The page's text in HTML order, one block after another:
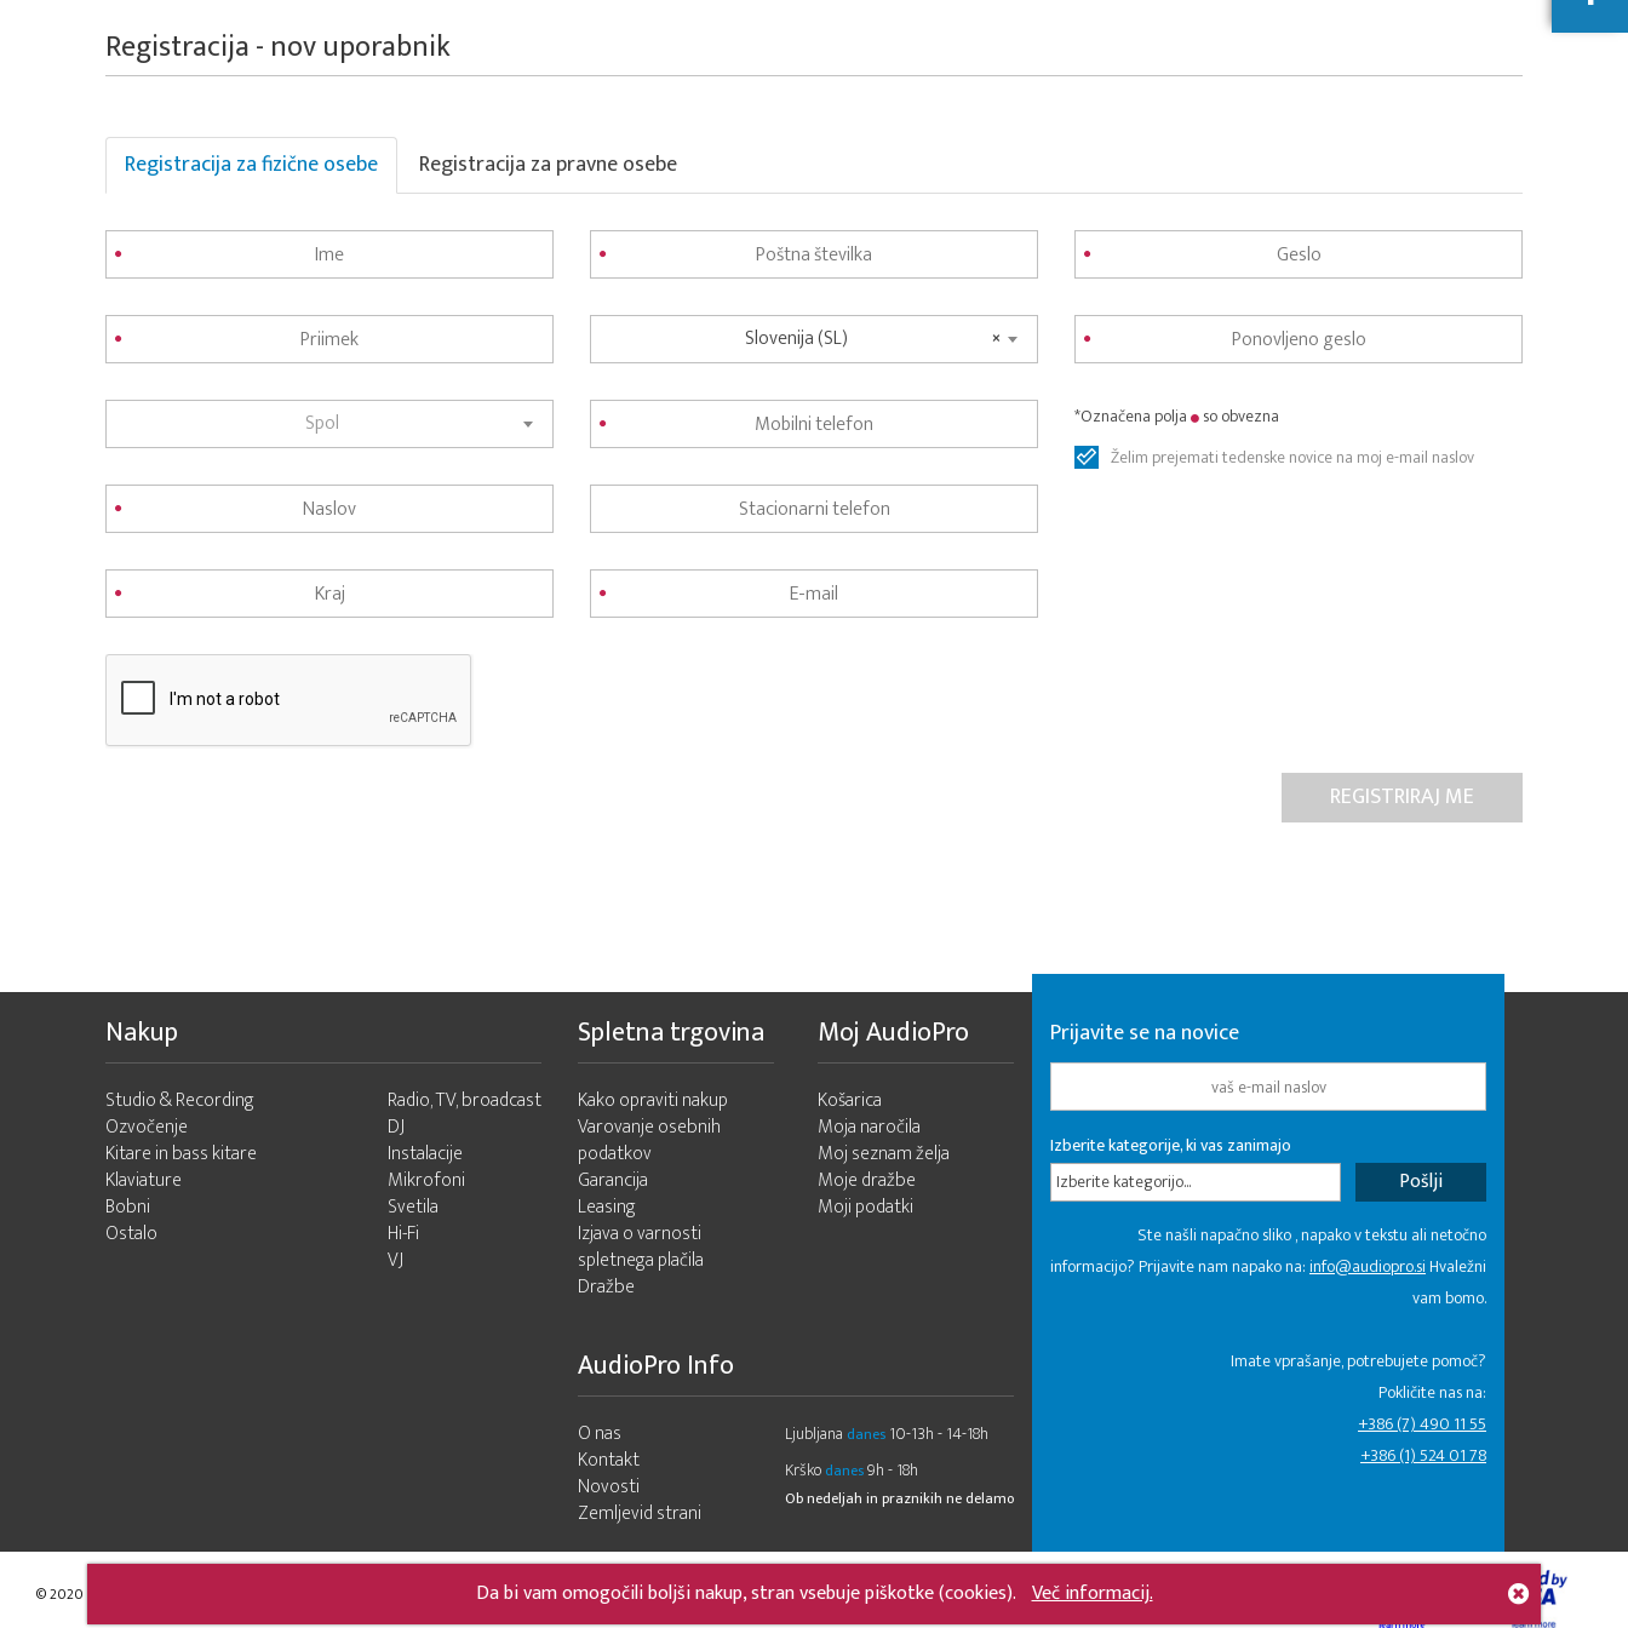
Registracija - nov uporabnik
Registracija za fizične osebe Registracija za pravne osebe
Spol
×
Slovenija (SL)
*Označena polja
so obvezna
Želim prejemati tedenske novice na moj e-mail naslov
Da bi vam omogočili boljši nakup, stran vsebuje piškotke (cookies). Več informacij.
Nakup
Studio & Recording
Ozvočenje
Kitare in bass kitare
Klaviature
Bobni
Ostalo
Radio, TV, broadcast
DJ
Instalacije
Mikrofoni
Svetila
Hi-Fi
VJ
Spletna trgovina
Kako opraviti nakup
Varovanje osebnih
podatkov
Garancija
Leasing
Izjava o varnosti
spletnega plačila
Dražbe
Moj AudioPro
Košarica
Moja naročila
Moj seznam želja
Moje dražbe
Moji podatki
AudioPro Info
O nas
Kontakt
Novosti
Zemljevid strani
Ljubljana danes 10-13h - 14-18h
Krško danes9h - 18h
Ob nedeljah in praznikih ne delamo
Prijavite se na novice
Izberite kategorije, ki vas zanimajo
Izberite kategorijo...
Ste našli napačno sliko , napako v tekstu ali netočno
informacijo? Prijavite nam napako na:info@audiopro.siHvaležni
vam bomo.
Imate vprašanje, potrebujete pomoč?
Pokličite nas na:
+386 (7) 490 11 55
+386 (1) 524 01 78
© 2020 - 2026 Audio Pro d.o.o.